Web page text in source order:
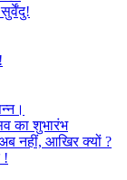
का शुभारंभ
अब नहीं, आखिर क्यों ?
!